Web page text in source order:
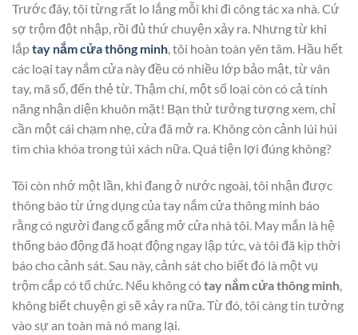
Trước đây, tôi từng rất lo lắng mỗi khi đi công tác xa nhà. Cứ
sợ trộm đột nhập, rồi đủ thứ chuyện xảy ra. Nhưng từ khi
lắptay nắm cửa thông minh, tôi hoàn toàn yên tâm. Hầu hết
các loại tay nắm cửa này đều có nhiều lớp bảo mật, từ vân
tay, mã số, đến thẻ từ. Thậm chí, một số loại còn có cả tính
năng nhận diện khuôn mặt! Bạn thử tưởng tượng xem, chỉ
cần một cái chạm nhẹ, cửa đã mở ra. Không còn cảnh lúi húi
tìm chìa khóa trong túi xách nữa. Quá tiện lợi đúng không?
Tôi còn nhớ một lần, khi đang ở nước ngoài, tôi nhận được
thông báo từ ứng dụng của tay nắm cửa thông minh báo
rằng có người đang cố gắng mở cửa nhà tôi. May mắn là hệ
thống báo động đã hoạt động ngay lập tức, và tôi đã kịp thời
báo cho cảnh sát. Sau này, cảnh sát cho biết đó là một vụ
trộm cắp có tổ chức. Nếu không cótay nắm cửa thông minh,
không biết chuyện gì sẽ xảy ra nữa. Từ đó, tôi càng tin tưởng
vào sự an toàn mà nó mang lại.